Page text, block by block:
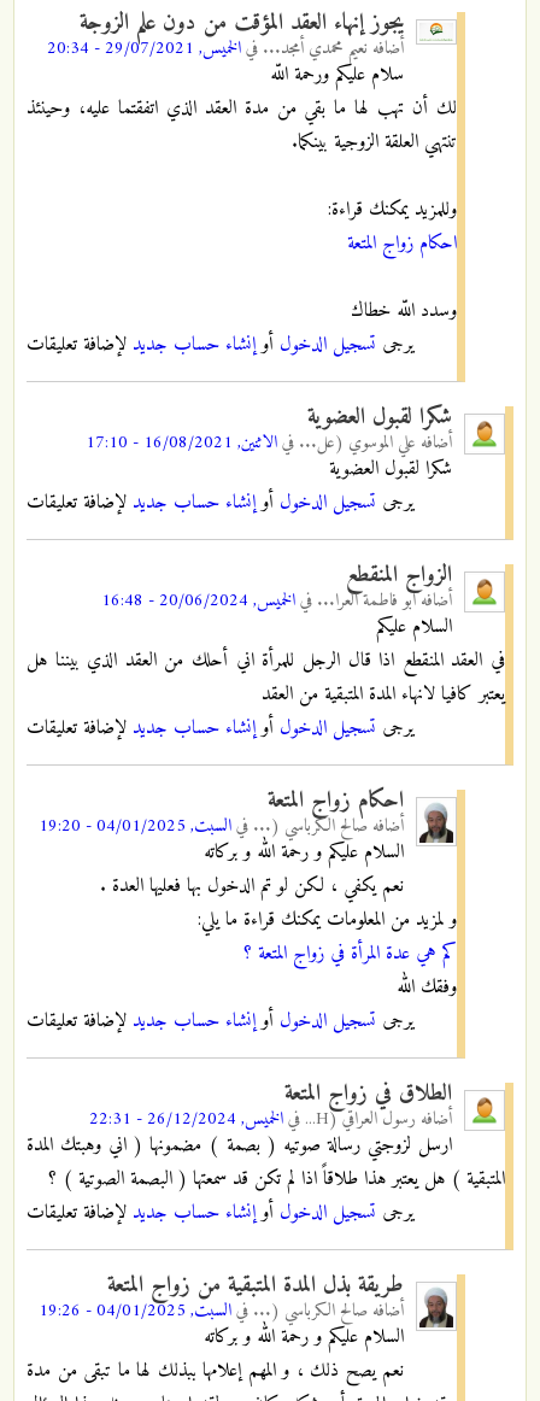
يجوز إنهاء العقد المؤقت من دون علم الزوجة
أضافه نعيم محمدي أمجد... فيالخميس, 29/07/2021 - 20:34
سلام عليكم ورحمة اللّه
لك أن تهب لها ما بقي من مدة العقد الذي اتفقتما عليه، وحينئذ
تنتهي العلقة الزوجية بينكما.
وللمزيد يمكنك قراءة:
احكام زواج المتعة
وسدد اللّه خطاك
يرجى تسجيل الدخول أوإنشاء حساب جديد لإضافة تعليقات
شكرا لقبول العضوية
أضافه علي الموسوي (عل... فيالاثنين, 16/08/2021 - 17:10
شكرا لقبول العضوية
يرجى تسجيل الدخول أوإنشاء حساب جديد لإضافة تعليقات
الزواج المنقطع
أضافهابو فاطمة العرا... فيالخميس, 20/06/2024 - 16:48
السلام عليكم
في العقد المنقطع اذا قال الرجل للمرأة اني أحلك من العقد الذي بيننا هل
يعتبر كافيا لانهاء المدة المتبقية من العقد
يرجى تسجيل الدخول أوإنشاء حساب جديد لإضافة تعليقات
احكام زواج المتعة
أضافه صالح الكرباسي (... فيالسبت, 04/01/2025 - 19:20
السلام عليكم و رحمة الله و بركاته
نعم يكفي ، لكن لو تم الدخول بها فعليها العدة .
و لمزيد من المعلومات يمكنك قراءة ما يلي:
كم هي عدة المرأة في زواج المتعة ؟
وفقك الله
يرجى تسجيل الدخول أوإنشاء حساب جديد لإضافة تعليقات
الطلاق في زواج المتعة
أضافه رسول العراقي (H... فيالخميس, 26/12/2024 - 22:31
ارسل لزوجتي رسالة صوتيه ( بصمة ) مضمونها ( اني وهبتك المدة
المتبقية ) هل يعتبر هذا طلاقاً اذا لم تكن قد سمعتها ( البصمة الصوتية ) ؟
يرجى تسجيل الدخول أوإنشاء حساب جديد لإضافة تعليقات
طريقة بذل المدة المتبقية من زواج المتعة
أضافه صالح الكرباسي (... فيالسبت, 04/01/2025 - 19:26
السلام عليكم و رحمة الله و بركاته
نعم يصح ذلك ، و المهم إعلامها ببذلك لها ما تبقى من مدة